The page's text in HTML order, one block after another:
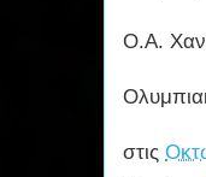
Ο.Α.
στις